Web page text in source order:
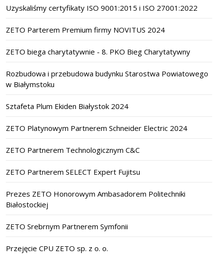
Uzyskaliśmy certyfikaty ISO 9001:2015 i ISO 27001:2022
ZETO Parterem Premium firmy NOVITUS 2024
ZETO biega charytatywnie - 8. PKO Bieg Charytatywny
Rozbudowa i przebudowa budynku Starostwa Powiatowego
w Białymstoku
Sztafeta Plum Ekiden Białystok 2024
ZETO Platynowym Partnerem Schneider Electric 2024
ZETO Partnerem Technologicznym C&C
ZETO Partnerem SELECT Expert Fujitsu
Prezes ZETO Honorowym Ambasadorem Politechniki
Białostockiej
ZETO Srebrnym Partnerem Symfonii
Przejęcie CPU ZETO sp. z o. o.